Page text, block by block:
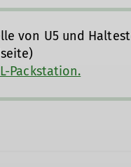
von U5 und
Packstation.